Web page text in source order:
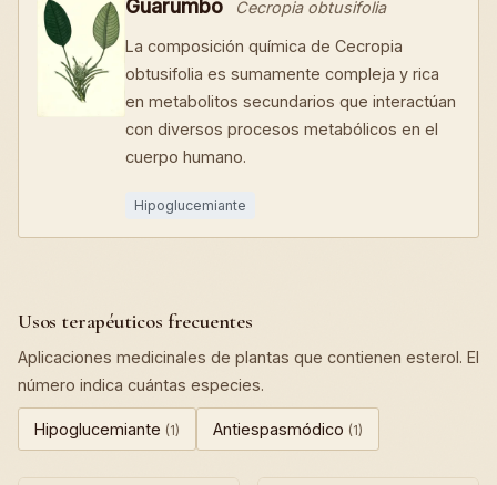
Guarumbo Cecropia obtusifolia
La composición química de Cecropia
obtusifolia es sumamente compleja y rica
en metabolitos secundarios que interactúan
con diversos procesos metabólicos en el
cuerpo humano.
Hipoglucemiante
Usos terapéuticos frecuentes
Aplicaciones medicinales de plantas que contienen esterol. El
número indica cuántas especies.
Hipoglucemiante (1) Antiespasmódico (1)